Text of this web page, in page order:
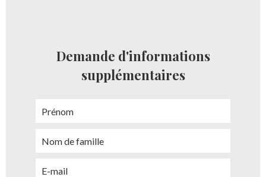
Demande d'informations
supplémentaires